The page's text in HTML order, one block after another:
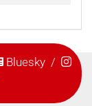
Bluesky/